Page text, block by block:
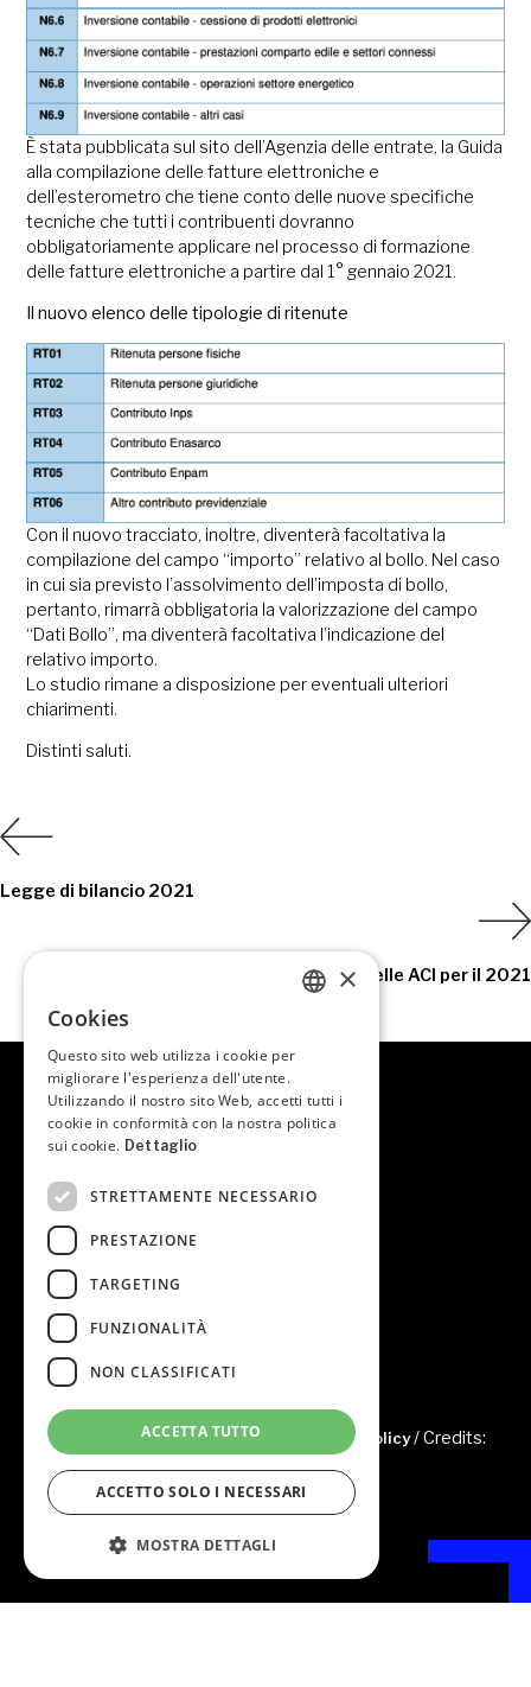
È stata pubblicata sul sito dell’Agenzia delle entrate, la Guida
alla compilazione delle fatture elettroniche e
dell’esterometro che tiene conto delle nuove specifiche
tecniche che tutti i contribuenti dovranno
obbligatoriamente applicare nel processo di formazione
delle fatture elettroniche a partire dal 1° gennaio 2021.
Il nuovo elenco delle tipologie di ritenute
Con il nuovo tracciato, inoltre, diventerà facoltativa la
compilazione del campo “importo” relativo al bollo. Nel caso
in cui sia previsto l’assolvimento dell’imposta di bollo,
pertanto, rimarrà obbligatoria la valorizzazione del campo
“Dati Bollo”, ma diventerà facoltativa l’indicazione del
relativo importo.
Lo studio rimane a disposizione per eventuali ulteriori
chiarimenti.
Distinti saluti.
Legge di bilancio 2021
Le nuove tabelle ACI per il 2021
/ Chi Siamo
/ Aree di Consulenza
/ News
/ Contatti
/ Area riservata
© 2022 Studio Passazi /Privacy Cookies e Policy/ Credits:
×
Cookies
Questo sito web utilizza i cookie per
migliorare l'esperienza dell'utente.
Utilizzando il nostro sito Web, accetti tutti i
cookie in conformità con la nostra politica
sui cookie. Dettaglio
STRETTAMENTE NECESSARIO
PRESTAZIONE
TARGETING
FUNZIONALITÀ
NON CLASSIFICATI
ACCETTA TUTTO
ACCETTO SOLO I NECESSARI
MOSTRA DETTAGLI